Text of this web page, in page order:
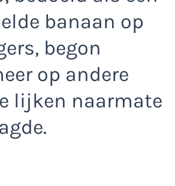
banaan op
begon
op andere
lijken naarmate